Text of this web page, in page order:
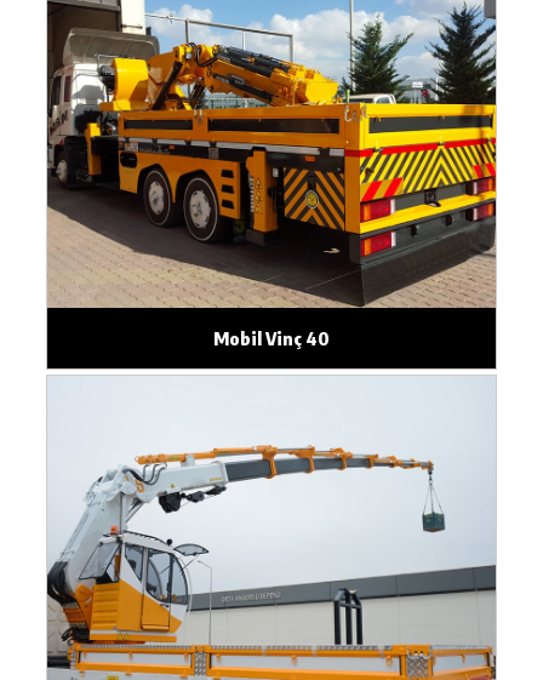
Mobil Vinç 40